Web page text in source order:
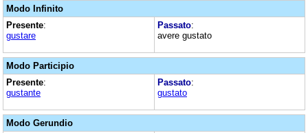
Modo Infinito
Presente:
gustare
Passato:
avere gustato
Modo Participio
Presente:
gustante
Passato:
gustato
Modo Gerundio